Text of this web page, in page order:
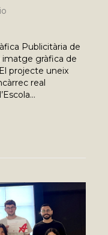
Publicitària de
imatge gràfica de
projecte uneix
real